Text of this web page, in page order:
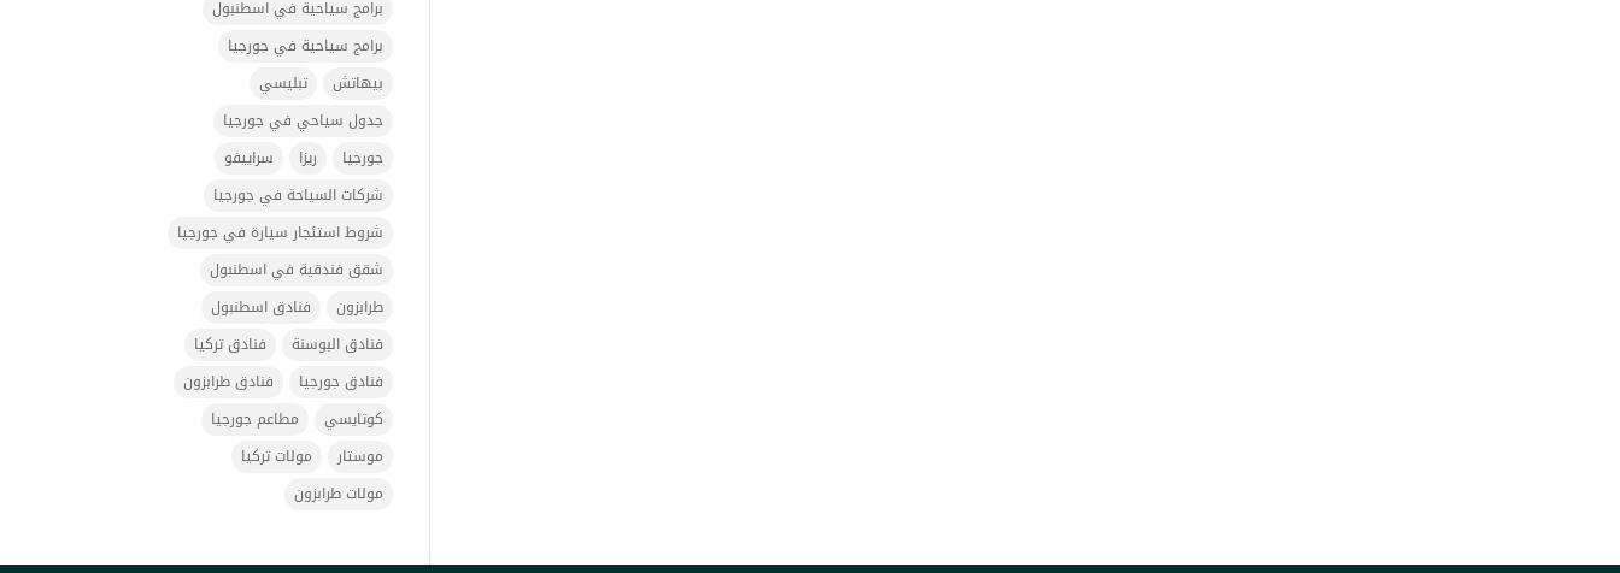
برامج سياحية في اسطنبول
برامج سياحية في جورجيا
بيهاتش
تبليسي
جدول سياحي في جورجيا
جورجيا
ريزا
سراييفو
شركات السياحة في جورجيا
شروط استئجار سيارة في جورجيا
شقق فندقية في اسطنبول
طرابزون
فنادق اسطنبول
فنادق البوسنة
فنادق تركيا
فنادق جورجيا
فنادق طرابزون
كوتايسي
مطاعم جورجيا
موستار
مولات تركيا
مولات طرابزون